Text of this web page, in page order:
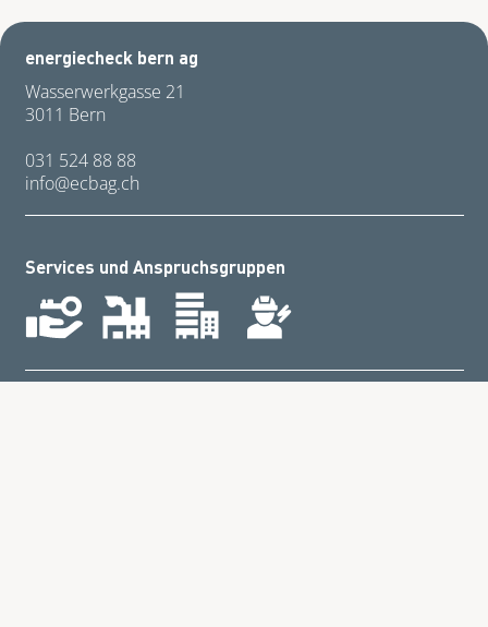
energiecheck bern ag
Wasserwerkgasse 21
3011 Bern
031 524 88 88
nf
cb g ch
Services und Anspruchsgruppen